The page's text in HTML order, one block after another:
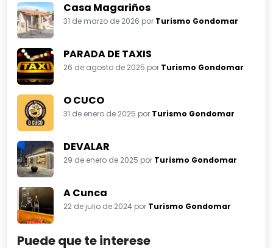
Casa Magariños
31 de marzo de 2026 por Turismo Gondomar
PARADA DE TAXIS
26 de agosto de 2025 por Turismo Gondomar
O CUCO
31 de enero de 2025 por Turismo Gondomar
DEVALAR
29 de enero de 2025 por Turismo Gondomar
A Cunca
22 de julio de 2024 por Turismo Gondomar
Puede que te interese